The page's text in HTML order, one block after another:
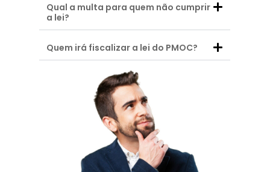
Qual a multa para quem não cumprir
a lei?
Quem irá fiscalizar a lei do PMOC?